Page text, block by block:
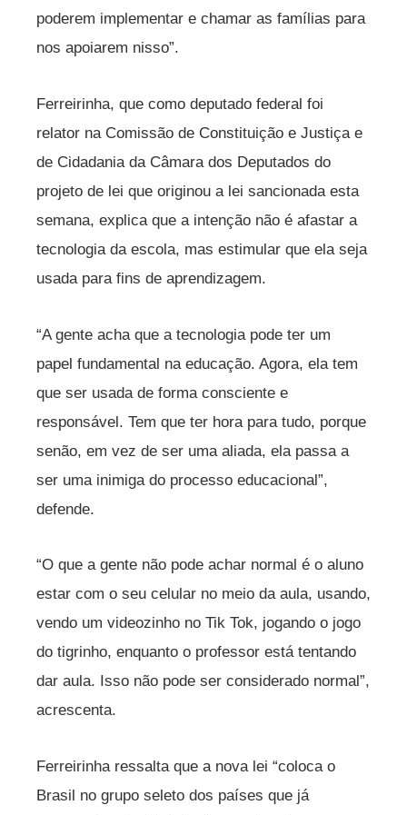
poderem implementar e chamar as famílias para
nos apoiarem nisso”.
Ferreirinha, que como deputado federal foi
relator na Comissão de Constituição e Justiça e
de Cidadania da Câmara dos Deputados do
projeto de lei que originou a lei sancionada esta
semana, explica que a intenção não é afastar a
tecnologia da escola, mas estimular que ela seja
usada para fins de aprendizagem.
“A gente acha que a tecnologia pode ter um
papel fundamental na educação. Agora, ela tem
que ser usada de forma consciente e
responsável. Tem que ter hora para tudo, porque
senão, em vez de ser uma aliada, ela passa a
ser uma inimiga do processo educacional”,
defende.
“O que a gente não pode achar normal é o aluno
estar com o seu celular no meio da aula, usando,
vendo um videozinho no Tik Tok, jogando o jogo
do tigrinho, enquanto o professor está tentando
dar aula. Isso não pode ser considerado normal”,
acrescenta.
Ferreirinha ressalta que a nova lei “coloca o
Brasil no grupo seleto dos países que já